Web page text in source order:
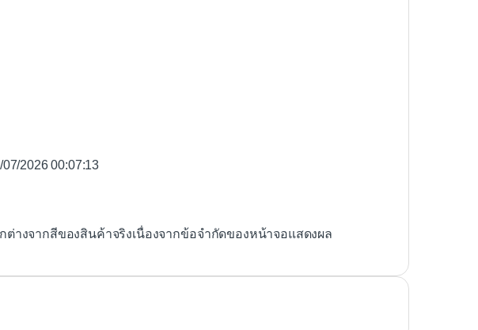
2026 00:07:13
างจากสีของสินค้าจริงเนื่องจากข้อจำกัดของหน้าจอแสดงผล